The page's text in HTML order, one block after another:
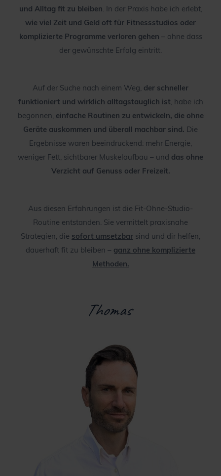
und Alltag fit zu bleiben. In der Praxis habe ich erlebt,
wie viel Zeit und Geld oft für Fitnessstudios oder
komplizierte Programme verloren gehen – ohne dass
der gewünschte Erfolg eintritt.
Auf der Suche nach einem Weg, der schneller
funktioniert und wirklich alltagstauglich ist, habe ich
begonnen, einfache Routinen zu entwickeln, die ohne
Geräte auskommen und überall machbar sind. Die
Ergebnisse waren beeindruckend: mehr Energie,
weniger Fett, sichtbarer Muskelaufbau – und das ohne
Verzicht auf Genuss oder Freizeit.
Aus diesen Erfahrungen ist die Fit-Ohne-Studio-
Routine entstanden. Sie vermittelt praxisnahe
Strategien, die sofort umsetzbar sind und dir helfen,
dauerhaft fit zu bleiben – ganz ohne komplizierte
Methoden.
Thomas